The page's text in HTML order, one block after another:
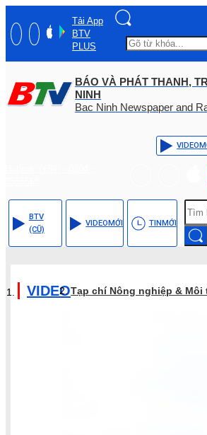
Tải App
BTV
PLUS
BÁO VÀ PHÁT THANH,
NINH
Bac Ninh Newspaper and
VIDEO
BTV
(CŨ)
VIDEOMỚI TINMỚI
VIDEOTạp chí Nông nghiệp & Môi